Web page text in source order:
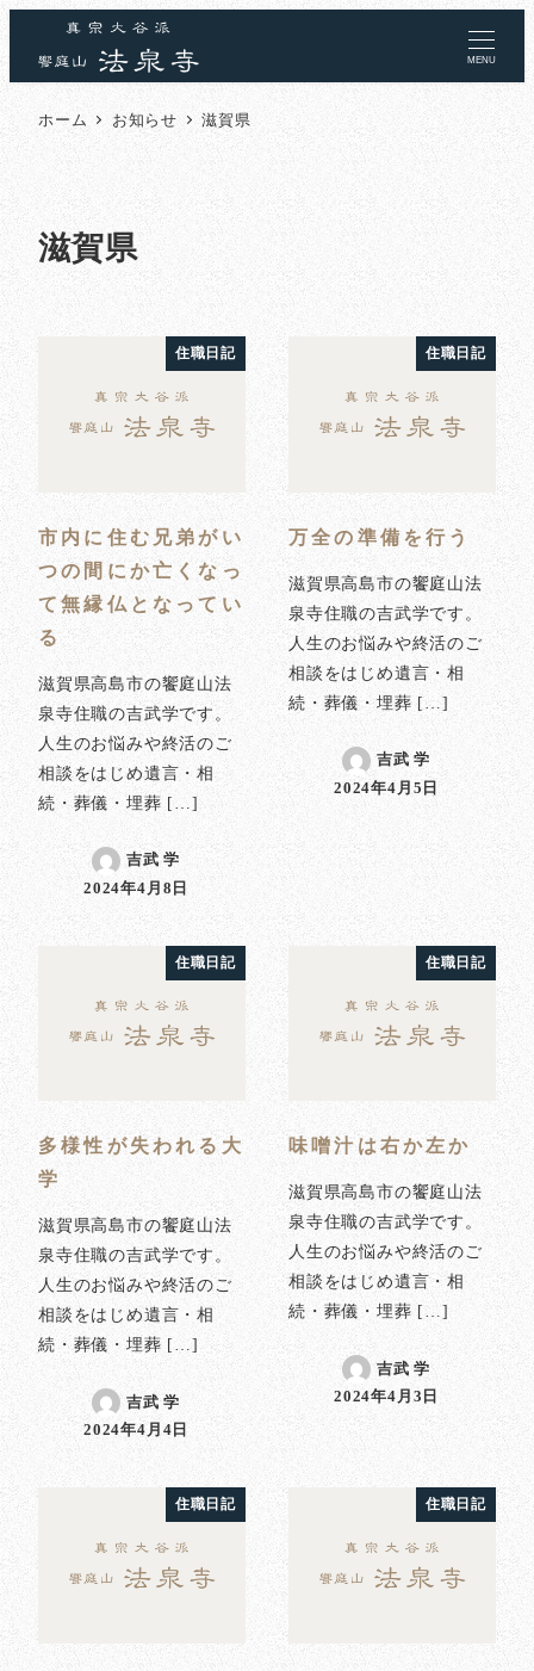
MENU
ホーム お知らせ 滋賀県
滋賀県
住職日記
市内に住む兄弟がい
つの間にか亡くなっ
て無縁仏となってい
る
滋賀県高島市の饗庭山法
泉寺住職の吉武学です。
人生のお悩みや終活のご
相談をはじめ遺言・相
続・葬儀・埋葬 […]
吉武 学
投稿日
2024年4月8日
住職日記
万全の準備を行う
滋賀県高島市の饗庭山法
泉寺住職の吉武学です。
人生のお悩みや終活のご
相談をはじめ遺言・相
続・葬儀・埋葬 […]
吉武 学
投稿日
2024年4月5日
住職日記
多様性が失われる大
学
滋賀県高島市の饗庭山法
泉寺住職の吉武学です。
人生のお悩みや終活のご
相談をはじめ遺言・相
続・葬儀・埋葬 […]
吉武 学
投稿日
2024年4月4日
住職日記
味噌汁は右か左か
滋賀県高島市の饗庭山法
泉寺住職の吉武学です。
人生のお悩みや終活のご
相談をはじめ遺言・相
続・葬儀・埋葬 […]
吉武 学
投稿日
2024年4月3日
住職日記 住職日記